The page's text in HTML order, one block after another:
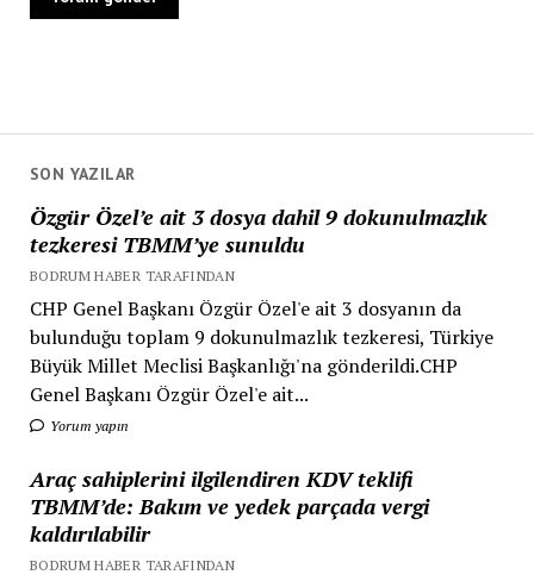
SON YAZILAR
Özgür Özel’e ait 3 dosya dahil 9 dokunulmazlık
tezkeresi TBMM’ye sunuldu
BODRUM HABER TARAFINDAN
CHP Genel Başkanı Özgür Özel'e ait 3 dosyanın da
bulunduğu toplam 9 dokunulmazlık tezkeresi, Türkiye
Büyük Millet Meclisi Başkanlığı'na gönderildi.CHP
Genel Başkanı Özgür Özel'e ait...
Yorum yapın
Araç sahiplerini ilgilendiren KDV teklifi
TBMM’de: Bakım ve yedek parçada vergi
kaldırılabilir
BODRUM HABER TARAFINDAN